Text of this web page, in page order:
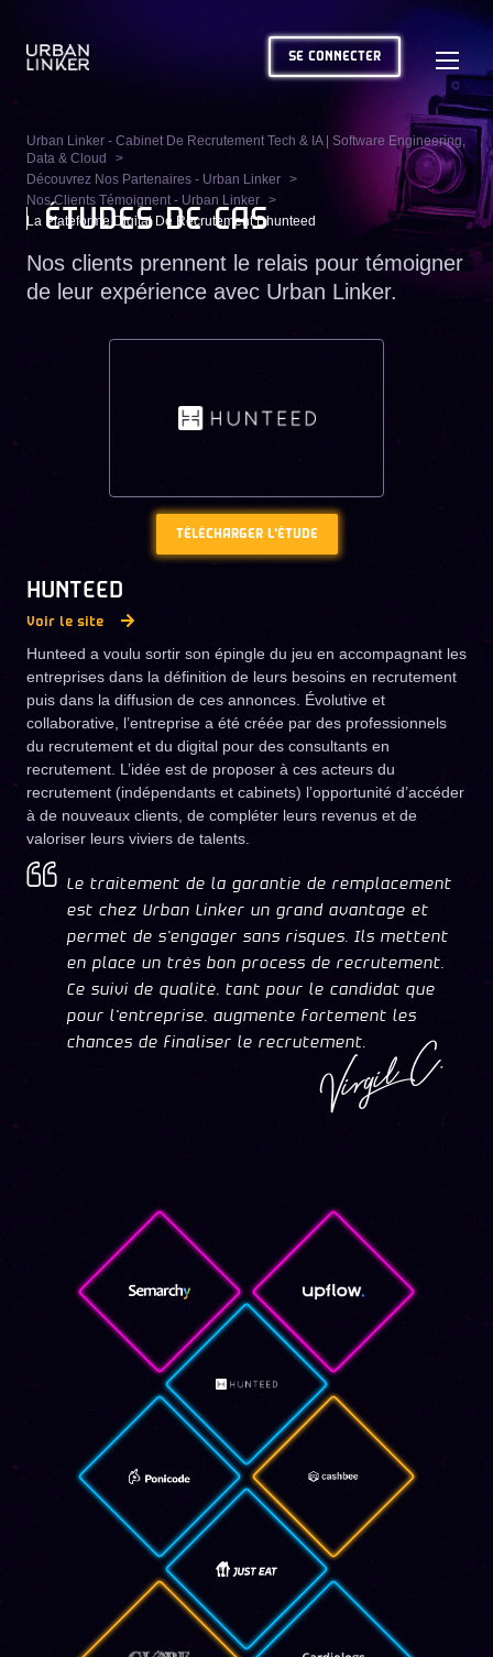
SE CONNECTER
Urban Linker - Cabinet De Recrutement Tech & IA | Software Engineering,
Data & Cloud
Découvrez Nos Partenaires - Urban Linker
Nos Clients Témoignent - Urban Linker
La Plateforme Digital De Recrutement Dhunteed
ÉTUDES DE CAS
Nos clients prennent le relais pour témoigner
de leur expérience avec Urban Linker.
TÉLÉCHARGER L'ÉTUDE
HUNTEED
Voir le site
Hunteed a voulu sortir son épingle du jeu en accompagnant les
entreprises dans la définition de leurs besoins en recrutement
puis dans la diffusion de ces annonces. Évolutive et
collaborative, l’entreprise a été créée par des professionnels
du recrutement et du digital pour des consultants en
recrutement. L’idée est de proposer à ces acteurs du
recrutement (indépendants et cabinets) l’opportunité d’accéder
à de nouveaux clients, de compléter leurs revenus et de
valoriser leurs viviers de talents.
Le traitement de la garantie de remplacement
est chez Urban Linker un grand avantage et
permet de s'engager sans risques. Ils mettent
en place un très bon process de recrutement.
Ce suivi de qualité, tant pour le candidat que
pour l'entreprise, augmente fortement les
chances de finaliser le recrutement.Virgil C.